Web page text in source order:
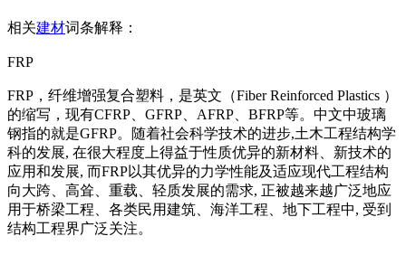
相关建材词条解释：
FRP
FRP，纤维增强复合塑料，是英文（Fiber Reinforced Plastics ）
的缩写，现有CFRP、GFRP、AFRP、BFRP等。中文中玻璃
钢指的就是GFRP。随着社会科学技术的进步,土木工程结构学
科的发展, 在很大程度上得益于性质优异的新材料、新技术的
应用和发展, 而FRP以其优异的力学性能及适应现代工程结构
向大跨、高耸、重载、轻质发展的需求, 正被越来越广泛地应
用于桥梁工程、各类民用建筑、海洋工程、地下工程中, 受到
结构工程界广泛关注。